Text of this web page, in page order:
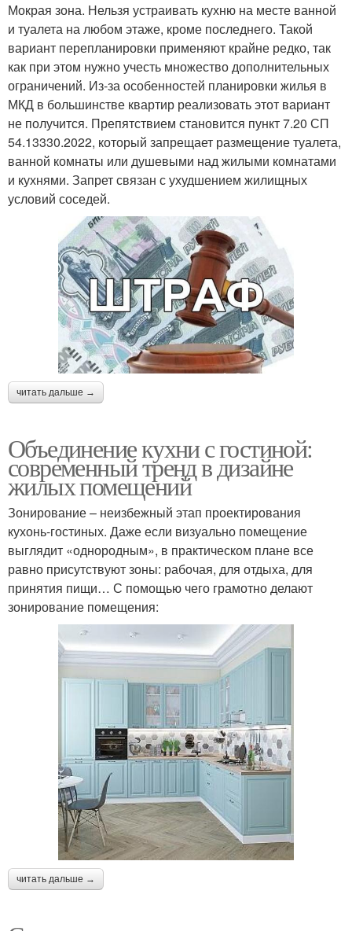
Мокрая зона. Нельзя устраивать кухню на месте ванной
и туалета на любом этаже, кроме последнего. Такой
вариант перепланировки применяют крайне редко, так
как при этом нужно учесть множество дополнительных
ограничений. Из-за особенностей планировки жилья в
МКД в большинстве квартир реализовать этот вариант
не получится. Препятствием становится пункт 7.20 СП
54.13330.2022, который запрещает размещение туалета,
ванной комнаты или душевыми над жилыми комнатами
и кухнями. Запрет связан с ухудшением жилищных
условий соседей.
читать дальше →
Объединение кухни с гостиной:
современный тренд в дизайне
жилых помещений
Зонирование – неизбежный этап проектирования
кухонь-гостиных. Даже если визуально помещение
выглядит «однородным», в практическом плане все
равно присутствуют зоны: рабочая, для отдыха, для
принятия пищи… С помощью чего грамотно делают
зонирование помещения:
читать дальше →